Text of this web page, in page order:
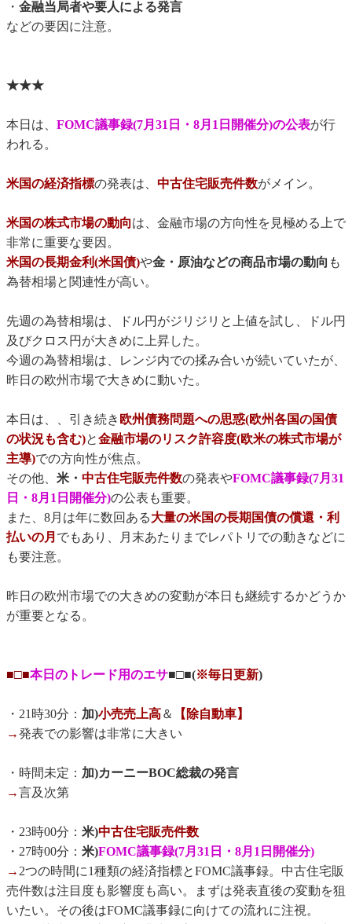
・ 金融当局者や要人による発言
などの要因に注意。
★★★
本日は、 FOMC議事録(7月31日・8月1日開催分)の公表が行
われる。
米国の経済指標の発表は、 中古住宅販売件数がメイン。
米国の株式市場の動向は、金融市場の方向性を見極める上で
非常に重要な要因。
米国の長期金利(米国債)や金・原油などの商品市場の動向 も
為替相場と関連性が高い。
先週の為替相場は、ドル円がジリジリと上値を試し、ドル円
及びクロス円が大きめに上昇した。
今週の為替相場は、レンジ内での揉み合いが続いていたが、
昨日の欧州市場で大きめに動いた。
本日は、、引き続き 欧州債務問題への思惑(欧州各国の国債
の状況も含む)と金融市場のリスク許容度(欧米の株式市場が
主導)での方向性が焦点。
その他、 米・ 中古住宅販売件数の発表やFOMC議事録(7月31
日・8月1日開催分)の公表も重要。
また、8月は年に数回ある大量の米国の長期国債の償還・利
払いの月 でもあり、月末あたりまでレパトリでの動きなどに
も要注意。
昨日の欧州市場での大きめの変動が本日も継続するかどうか
が重要となる。
■□■本日のトレード用のエサ■□■(※毎日更新)
・21時30分： 加)小売売上高＆
【除自動車】
→発表での影響は非常に大きい
・時間未定： 加)カーニーBOC総裁の発言
→言及次第
・23時00分： 米)中古住宅販売件数
・27時00分： 米)FOMC議事録(7月31日・8月1日開催分)
→2つの時間に1種類の経済指標とFOMC議事録。中古住宅販
売件数は注目度も影響度も高い。まずは発表直後の変動を狙
いたい。その後はFOMC議事録に向けての流れに注視。